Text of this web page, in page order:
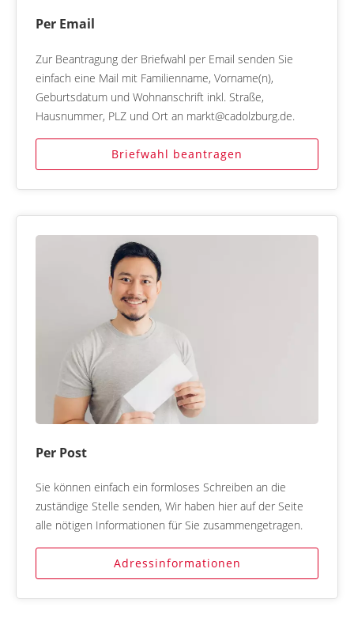
Per Email
Zur Beantragung der Briefwahl per Email senden Sie
einfach eine Mail mit Familienname, Vorname(n),
Geburtsdatum und Wohnanschrift inkl. Straße,
Hausnummer, PLZ und Ort an markt@cadolzburg.de.
Briefwahl beantragen
Per Post
Sie können einfach ein formloses Schreiben an die
zuständige Stelle senden, Wir haben hier auf der Seite
alle nötigen Informationen für Sie zusammengetragen.
Adressinformationen